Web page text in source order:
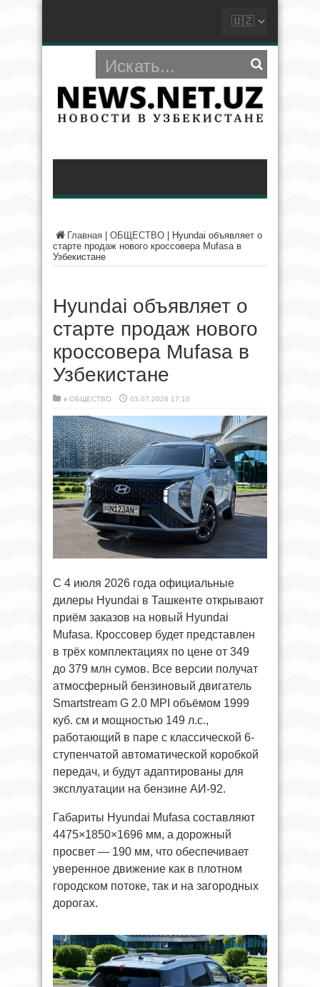
Главная ОБЩЕСТВО
Hyundai объявляет о
старте продаж нового кроссовера Mufasa в
Узбекистане
Hyundai объявляет о
старте продаж нового
кроссовера Mufasa в
Узбекистане
в ОБЩЕСТВО 03.07.2026 17:10
С 4 июля 2026 года официальные
дилеры Hyundai в Ташкенте открывают
приём заказов на новый Hyundai
Mufasa. Кроссовер будет представлен
в трёх комплектациях по цене от 349
до 379 млн сумов. Все версии получат
атмосферный бензиновый двигатель
Smartstream G 2.0 MPI объёмом 1999
куб. см и мощностью 149 л.с.,
работающий в паре с классической 6-
ступенчатой автоматической коробкой
передач, и будут адаптированы для
эксплуатации на бензине АИ-92.
Габариты Hyundai Mufasa составляют
4475×1850×1696 мм, а дорожный
просвет — 190 мм, что обеспечивает
уверенное движение как в плотном
городском потоке, так и на загородных
дорогах.